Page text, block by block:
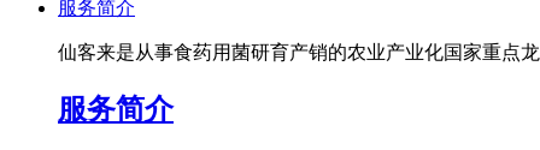
服务简介
仙客来是从事食药用菌研育产销的农业产业化国家重点
服务简介